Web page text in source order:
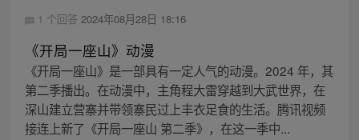
1 个回答 2024年08月28日 18:16
《开局一座山》动漫
《开局一座山》是一部具有一定人气的动漫。2024 年，其
第二季播出。在动漫中，主角程大雷穿越到大武世界，在
深山建立营寨并带领寨民过上丰衣足食的生活。腾讯视频
接连上新了《开局一座山 第二季》，在这一季中...